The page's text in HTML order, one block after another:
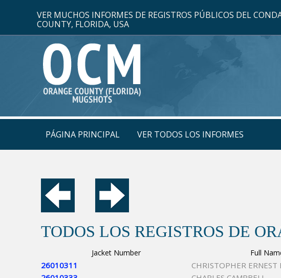
VER MUCHOS INFORMES DE REGISTROS PÚBLICOS DEL
COUNTY, FLORIDA, USA
PÁGINA PRINCIPAL VER TODOS LOS INFORMES
TODOS LOS REGISTROS DE
Jacket Number Full
26010311 CHRISTOPHER ERNEST